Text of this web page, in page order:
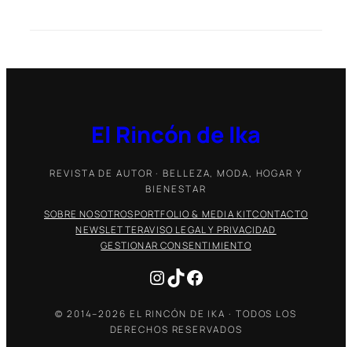
El Rincón de Ika
REVISTA DE AUTOR · BELLEZA, MODA, HOGAR Y
BIENESTAR
SOBRE NOSOTROSPORTFOLIO & MEDIA KITCONTACTO
NEWSLETTERAVISO LEGAL Y PRIVACIDAD
GESTIONAR CONSENTIMIENTO
Instagram
TikTokFacebook
© 2014–2026 EL RINCÓN DE IKA · TODOS LOS
DERECHOS RESERVADOS